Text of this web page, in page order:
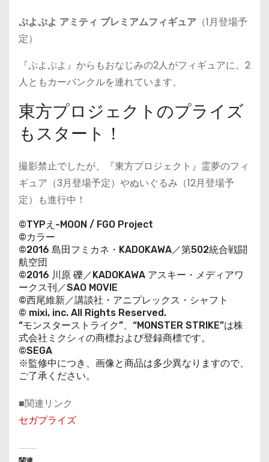
ぷよぷよ アミティ プレミアムフィギュア （1月登場予
定）
『ぷよぷよ』からもおなじみの2人がフィギュアに。2
人ともカーバンクルを連れています。
東方プロジェクトのプライズ
もスタート！
撮影禁止でしたが、『東方プロジェクト』霊夢のフィ
ギュア（3月登場予定）やぬいぐるみ（12月登場予
定）も進行中！
©TYPえ-MOON / FGO Project
©カラー
©2016 島田フミカネ・KADOKAWA／第502統合戦闘
航空団
©2016 川原 礫／KADOKAWA アスキー・メディアワ
ークス刊／SAO MOVIE
©西尾維新／講談社・アニプレックス・シャフト
© mixi, inc. All Rights Reserved.
“モンスターストライク”、“MONSTER STRIKE”は株
式会社ミクシィの商標および登録商標です。
©SEGA
※監修中につき、画像と商品は多少異なりますので、
ご了承ください。
■関連リンク
セガプライズ